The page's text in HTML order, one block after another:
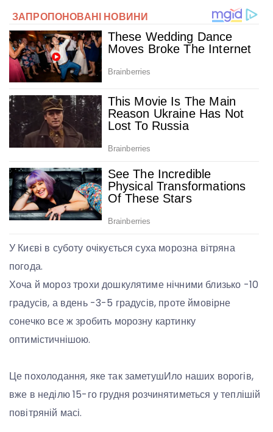
У Києві в суботу очікується суха морозна вітряна
погода.
Хоча й мороз трохи дошкулятиме нічними близько -10
градусів, а вдень -3-5 градусів, проте ймовірне
сонечко все ж зробить морозну картинку
оптимістичнішою.
Це похолодання, яке так заметушИло наших ворогів,
вже в неділю 15-го грудня розчинятиметься у теплішій
повітряній масі.